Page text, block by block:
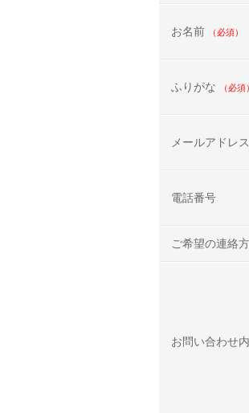
お名前 （必須）
ふりがな （必須）
メールアドレス
電話番号
ご希望の連絡
お問い合わせ